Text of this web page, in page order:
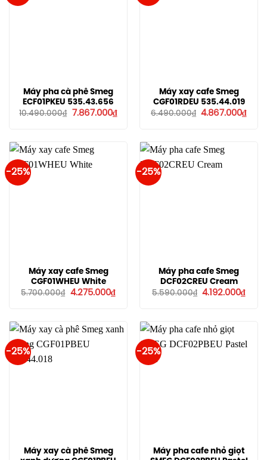
Máy pha cà phê Smeg
ECF01PKEU 535.43.656
10.490.000₫
Giá
7.867.000₫Giá
7.867.000₫.
Máy xay cafe Smeg
CGF01RDEU 535.44.019
6.490.000₫ Giá
4.867.000₫Giá
-25%
Máy xay cafe Smeg
CGF01WHEU White
5.700.000₫
Giá
4.275.000₫Giá
4.275.000₫.
-25%
Máy pha cafe Smeg
DCF02CREU Cream
5.590.000₫ Giá
4.192.000₫Giá
-25%
Máy xay cà phê Smeg
-25%
Máy pha cafe nhỏ giọt